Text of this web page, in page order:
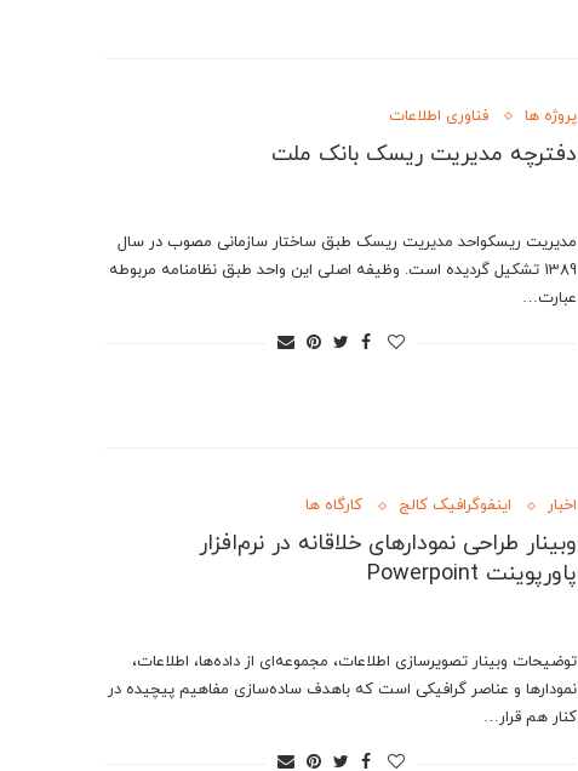
پروژه ها فناوری اطلاعات
دفترچه مدیریت ریسک بانک ملت
مدیریت ریسکواحد مدیریت ریسک طبق ساختار سازمانی مصوب در سال
1389 تشکیل گردیده است. وظیفه اصلی این واحد طبق نظامنامه مربوطه
عبارت…
اخبار اینفوگرافیک کالج کارگاه ها
وبینار طراحی نمودارهای خلاقانه در نرم‌افزار
پاورپوینت Powerpoint
توضیحات وبینار تصویرسازی اطلاعات، مجموعه‌ای از داده‌ها، اطلاعات،
نمودارها و عناصر گرافیکی است که باهدف ساده‌سازی مفاهیم پیچیده در
کنار هم قرار…